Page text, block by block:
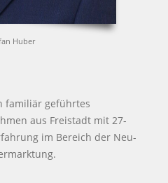
Huber
familiär geführtes
aus Freistadt mit 27-
im Bereich der Neu-